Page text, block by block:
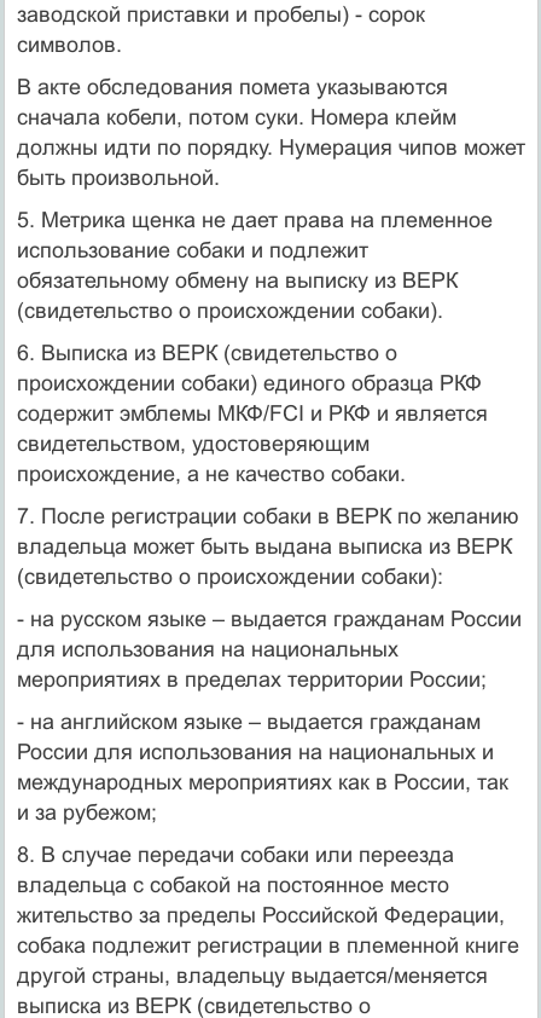
заводской приставки и пробелы) - сорок
символов.
В акте обследования помета указываются
сначала кобели, потом суки. Номера клейм
должны идти по порядку. Нумерация чипов может
быть произвольной.
5. Метрика щенка не дает права на племенное
использование собаки и подлежит
обязательному обмену на выписку из ВЕРК
(свидетельство о происхождении собаки).
6. Выписка из ВЕРК (свидетельство о
происхождении собаки) единого образца РКФ
содержит эмблемы МКФ/FCI и РКФ и является
свидетельством, удостоверяющим
происхождение, а не качество собаки.
7. После регистрации собаки в ВЕРК по желанию
владельца может быть выдана выписка из ВЕРК
(свидетельство о происхождении собаки):
- на русском языке – выдается гражданам России
для использования на национальных
мероприятиях в пределах территории России;
- на английском языке – выдается гражданам
России для использования на национальных и
международных мероприятиях как в России, так
и за рубежом;
8. В случае передачи собаки или переезда
владельца с собакой на постоянное место
жительство за пределы Российской Федерации,
собака подлежит регистрации в племенной книге
другой страны, владельцу выдается/меняется
выписка из ВЕРК (свидетельство о